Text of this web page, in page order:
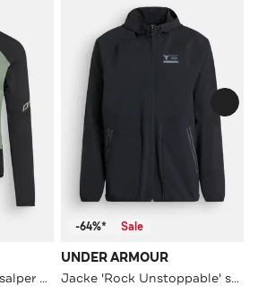
Funktionsjacke 'Transalper Light' mehrfarbig
-64%* Sale
UNDER ARMOUR
Jacke 'Rock Unstoppable' schwarz